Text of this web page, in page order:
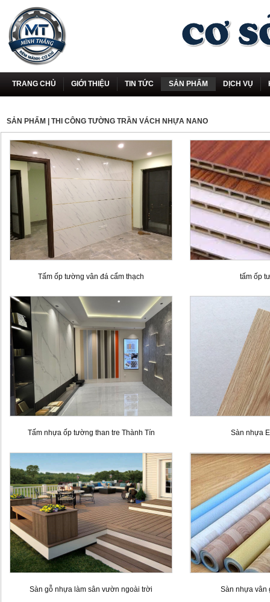
TRANG CHỦ GIỚI THIỆU TIN TỨC SẢN PHẨM DỊCH VỤ
SẢN PHẨM | THI CÔNG TƯỜNG TRẦN VÁCH NHỰA NANO
Tấm ốp tường vân đá cẩm thạch tấm ốp
Tấm nhựa ốp tường than tre Thành Tín Sàn nhựa
Sàn gỗ nhựa làm sân vườn ngoài trời Sàn nhựa vân